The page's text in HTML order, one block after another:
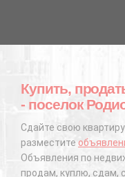
Купить,
- поселок
Сдайте свою
разместите
Объявления по
продам, куплю, сдам,